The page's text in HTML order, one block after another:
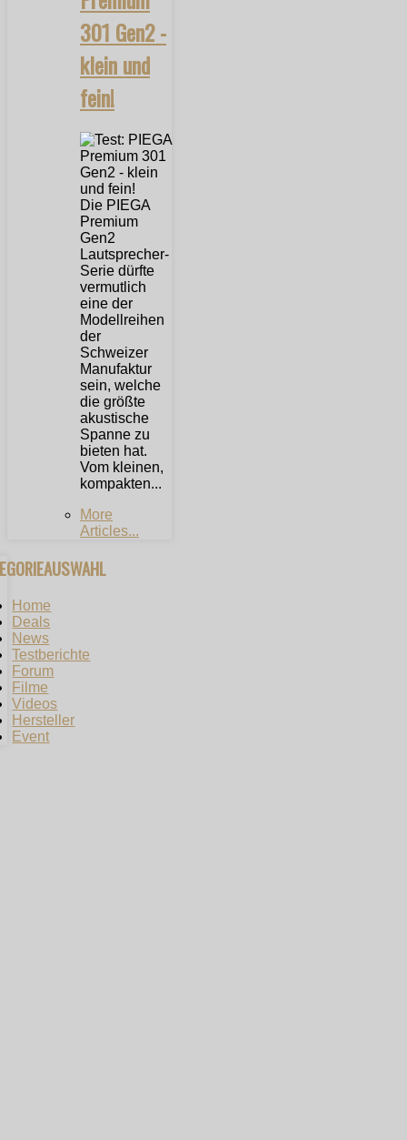
301 Gen2 -
klein und
fein!
Die PIEGA
Premium
Gen2
Lautsprecher-
Serie dürfte
vermutlich
eine der
Modellreihen
der
Schweizer
Manufaktur
sein, welche
die größte
akustische
Spanne zu
bieten hat.
Vom kleinen,
kompakten...
More
Articles...
Home
Deals
News
Testberichte
Forum
Filme
Videos
Hersteller
Event